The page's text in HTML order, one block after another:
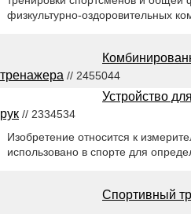
физкультурно-оздоровительных
тренажера // 2455044
Устройство
рук // 2334534
Изобретение относится к
использовано в спорте для
Спортивный